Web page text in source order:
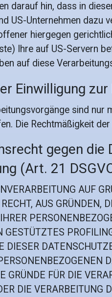
darauf hin, dass in
US-Unternehmen dazu
hiergegen
Ihre auf US-Servern
auf diese
Einwilligung
sind nur
Die Rechtmäßigkeit
gegen die
(Art. 21
AUF
AUS GRÜNDEN,
GESTÜTZTES
DIESER
GRÜNDE FÜR DIE
DIE VERARBEITUNG